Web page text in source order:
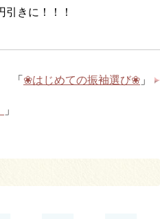
きに！！！
「 ❀はじめての振袖選び❀ 」
」